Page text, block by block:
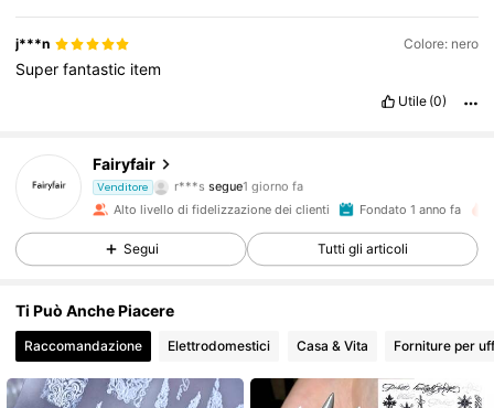
j***n Colore: nero
Superfantastic item
Utile (0)
Fairyfair
Venditore t***0 sta navigando
4.94
1.6K Follower
4.94 1.6K Follower
Alto livello di fidelizzazione dei clienti Fondato 1 anno fa
Segui Tutti gli articoli
Ti Può Anche Piacere
Raccomandazione Elettrodomestici Casa & Vita Forniture per